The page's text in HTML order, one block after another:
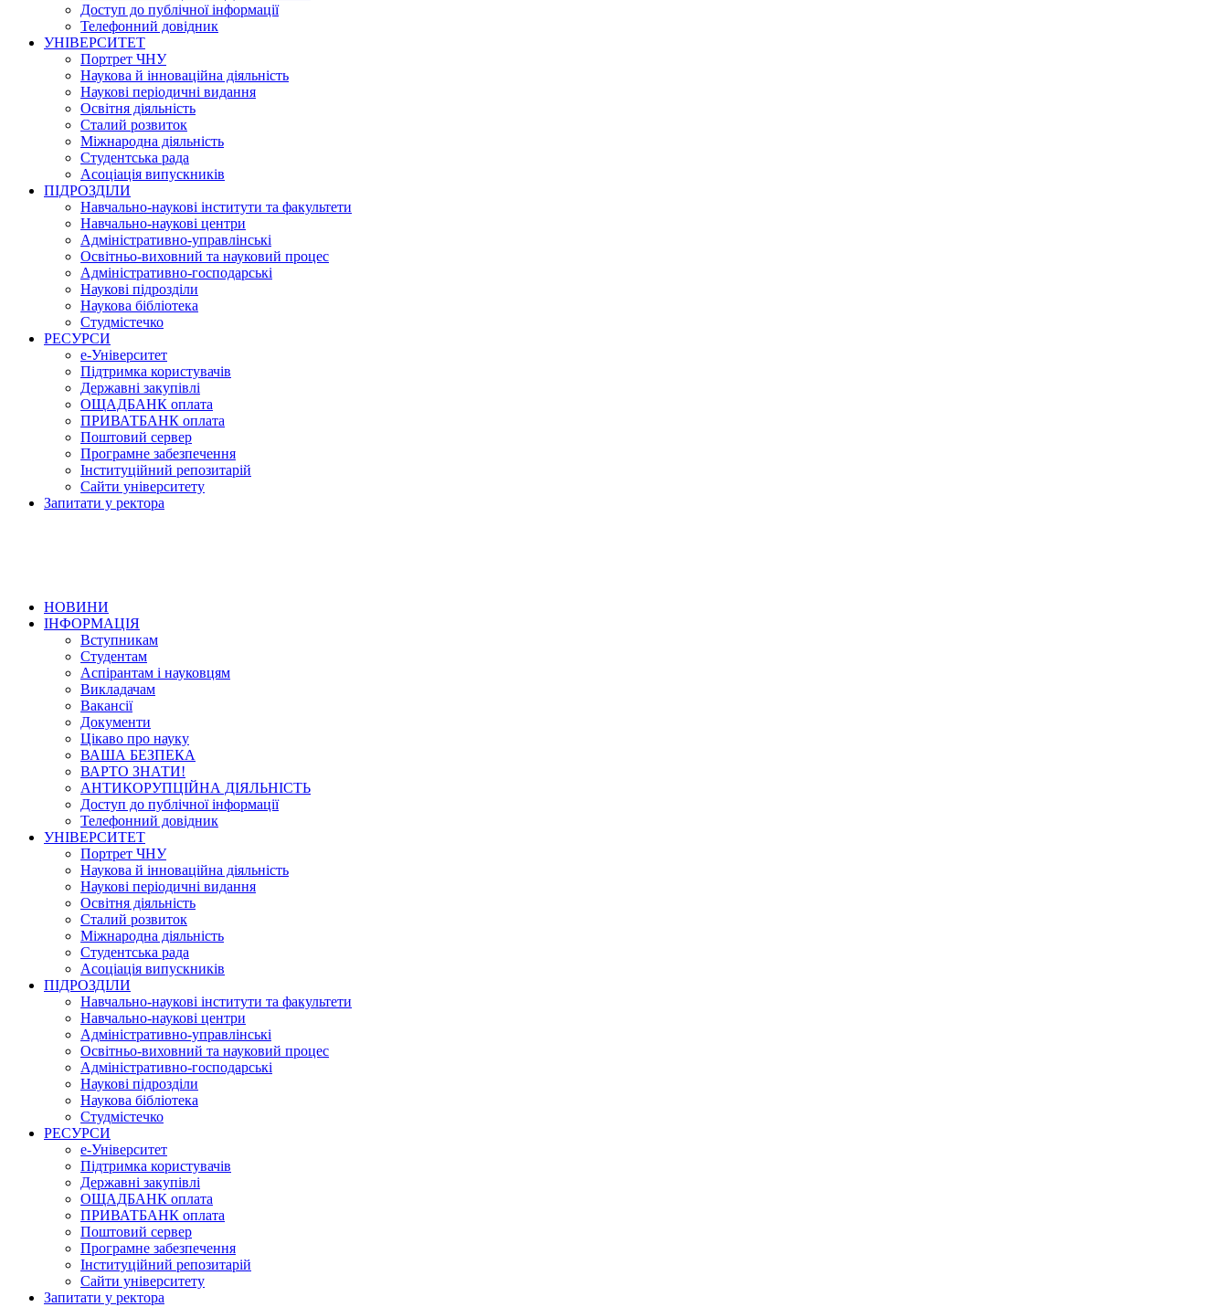
Доступ до публічної інформації
Телефонний довідник
УНІВЕРСИТЕТ
Портрет ЧНУ
Наукова й інноваційна діяльність
Наукові періодичні видання
Освітня діяльність
Сталий розвиток
Міжнародна діяльність
Студентська рада
Асоціація випускників
ПІДРОЗДІЛИ
Навчально-наукові інститути та факультети
Навчально-наукові центри
Адміністративно-управлінські
Освітньо-виховний та науковий процес
Адміністративно-господарські
Наукові підрозділи
Наукова бібліотека
Студмістечко
РЕСУРСИ
е-Університет
Підтримка користувачів
Державні закупівлі
ОЩАДБАНК оплата
ПРИВАТБАНК оплата
Поштовий сервер
Програмне забезпечення
Інституційний репозитарій
Сайти університету
Запитати у ректора
НОВИНИ
ІНФОРМАЦІЯ
Вступникам
Студентам
Аспірантам і науковцям
Викладачам
Вакансії
Документи
Цікаво про науку
ВАША БЕЗПЕКА
ВАРТО ЗНАТИ!
АНТИКОРУПЦІЙНА ДІЯЛЬНІСТЬ
Доступ до публічної інформації
Телефонний довідник
УНІВЕРСИТЕТ
Портрет ЧНУ
Наукова й інноваційна діяльність
Наукові періодичні видання
Освітня діяльність
Сталий розвиток
Міжнародна діяльність
Студентська рада
Асоціація випускників
ПІДРОЗДІЛИ
Навчально-наукові інститути та факультети
Навчально-наукові центри
Адміністративно-управлінські
Освітньо-виховний та науковий процес
Адміністративно-господарські
Наукові підрозділи
Наукова бібліотека
Студмістечко
РЕСУРСИ
е-Університет
Підтримка користувачів
Державні закупівлі
ОЩАДБАНК оплата
ПРИВАТБАНК оплата
Поштовий сервер
Програмне забезпечення
Інституційний репозитарій
Сайти університету
Запитати у ректора